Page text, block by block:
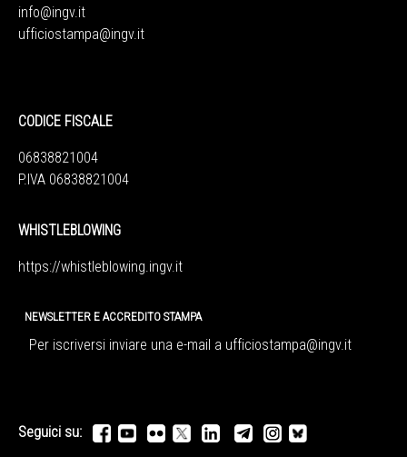
info@ingv.it
ufficiostampa@ingv.it
CODICE FISCALE
06838821004
P.IVA 06838821004
WHISTLEBLOWING
https://whistleblowing.ingv. it
NEWSLETTER E ACCREDITO STAMPA
Per iscriversi inviare una e-mail a ufficiostampa@ingv.it
Seguici su: